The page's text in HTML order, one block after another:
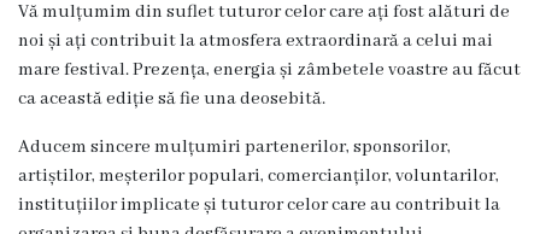
Aparatul
primăriei
Competențele
primarului
Vă mulțumim din suflet tuturor celor care ați fost alături de
noi și ați contribuit la atmosfera extraordinară a celui mai
mare festival. Prezența, energia și zâmbetele voastre au făcut
ca această ediție să fie una deosebită.
Aducem sincere mulțumiri partenerilor, sponsorilor,
artiștilor, meșterilor populari, comercianților, voluntarilor,
instituțiilor implicate și tuturor celor care au contribuit la